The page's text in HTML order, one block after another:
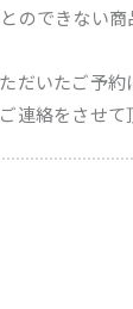
できない商
だいたご予
連絡をさせて